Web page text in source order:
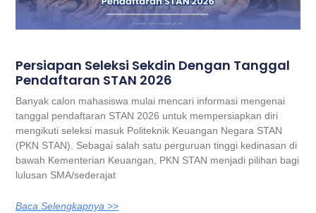
Persiapan Seleksi Sekdin Dengan Tanggal
Pendaftaran STAN 2026
Banyak calon mahasiswa mulai mencari informasi mengenai
tanggal pendaftaran STAN 2026 untuk mempersiapkan diri
mengikuti seleksi masuk Politeknik Keuangan Negara STAN
(PKN STAN). Sebagai salah satu perguruan tinggi kedinasan di
bawah Kementerian Keuangan, PKN STAN menjadi pilihan bagi
lulusan SMA/sederajat
Baca Selengkapnya >>